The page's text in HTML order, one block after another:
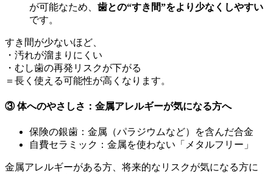
が可能なため、 歯との“すき間”をより少なくしやすい
です。
すき間が少ないほど、
・汚れが溜まりにくい
・むし歯の再発リスクが下がる
＝長く使える可能性が高くなります。
③ 体へのやさしさ：金属アレルギーが気になる方へ
保険の銀歯：金属（パラジウムなど）を含んだ合金
自費セラミック：金属を使わない「メタルフリー」
金属アレルギーがある方、将来的なリスクが気になる方に